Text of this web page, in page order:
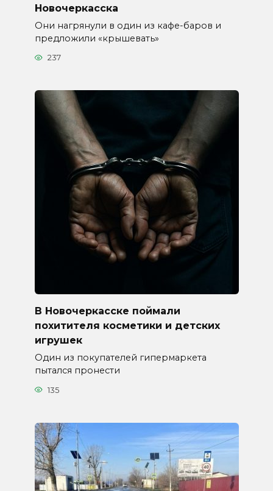
Новочеркасска
Они нагрянули в один из кафе-баров и
предложили «крышевать»
237
В Новочеркасске поймали
похитителя косметики и детских
игрушек
Один из покупателей гипермаркета
пытался пронести
135